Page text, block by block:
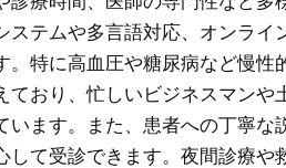
ステムや多言語対応、オンライ
。特に高血圧や糖尿病など慢性
ており、忙しいビジネスマンや
います。また、患者への丁寧な
して受診できます。夜間診療や